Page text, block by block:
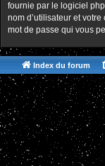
fournie par le logiciel
nom d’utilisateur et
mot de passe qui vous
Index du forum